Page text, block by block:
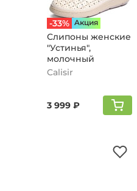
-33% Aкция
Слипоны женские
"Устинья",
молочный
Calisir
3 999 ₽